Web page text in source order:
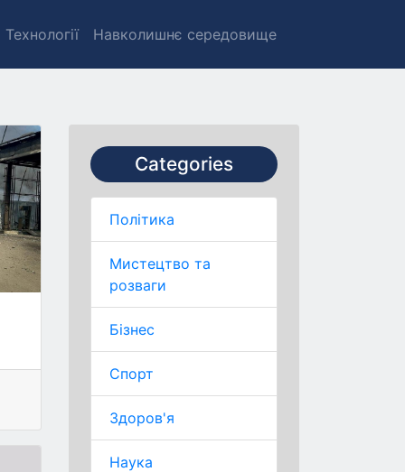
Технології Навколишнє середовище
Categories
Політика
Мистецтво та
розваги
Бізнес
Спорт
Здоров'я
Наука